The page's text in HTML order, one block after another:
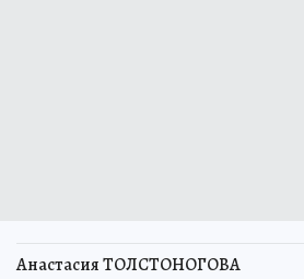
Анастасия ТОЛСТОНОГОВА